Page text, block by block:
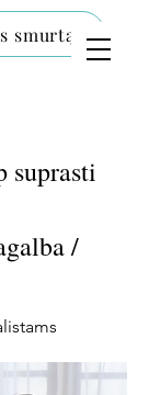
smurtą
suprasti
/